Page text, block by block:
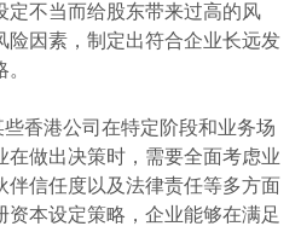
定不当而给股东带来过高的风
险因素，制定出符合企业长远发
香港公司在特定阶段和业务场
在做出决策时，需要全面考虑业
伴信任度以及法律责任等多方面
资本设定策略，企业能够在满足